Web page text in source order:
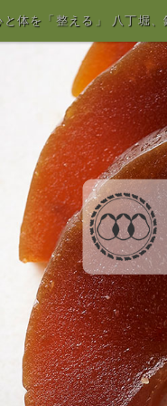
と体を「整える」 八丁堀